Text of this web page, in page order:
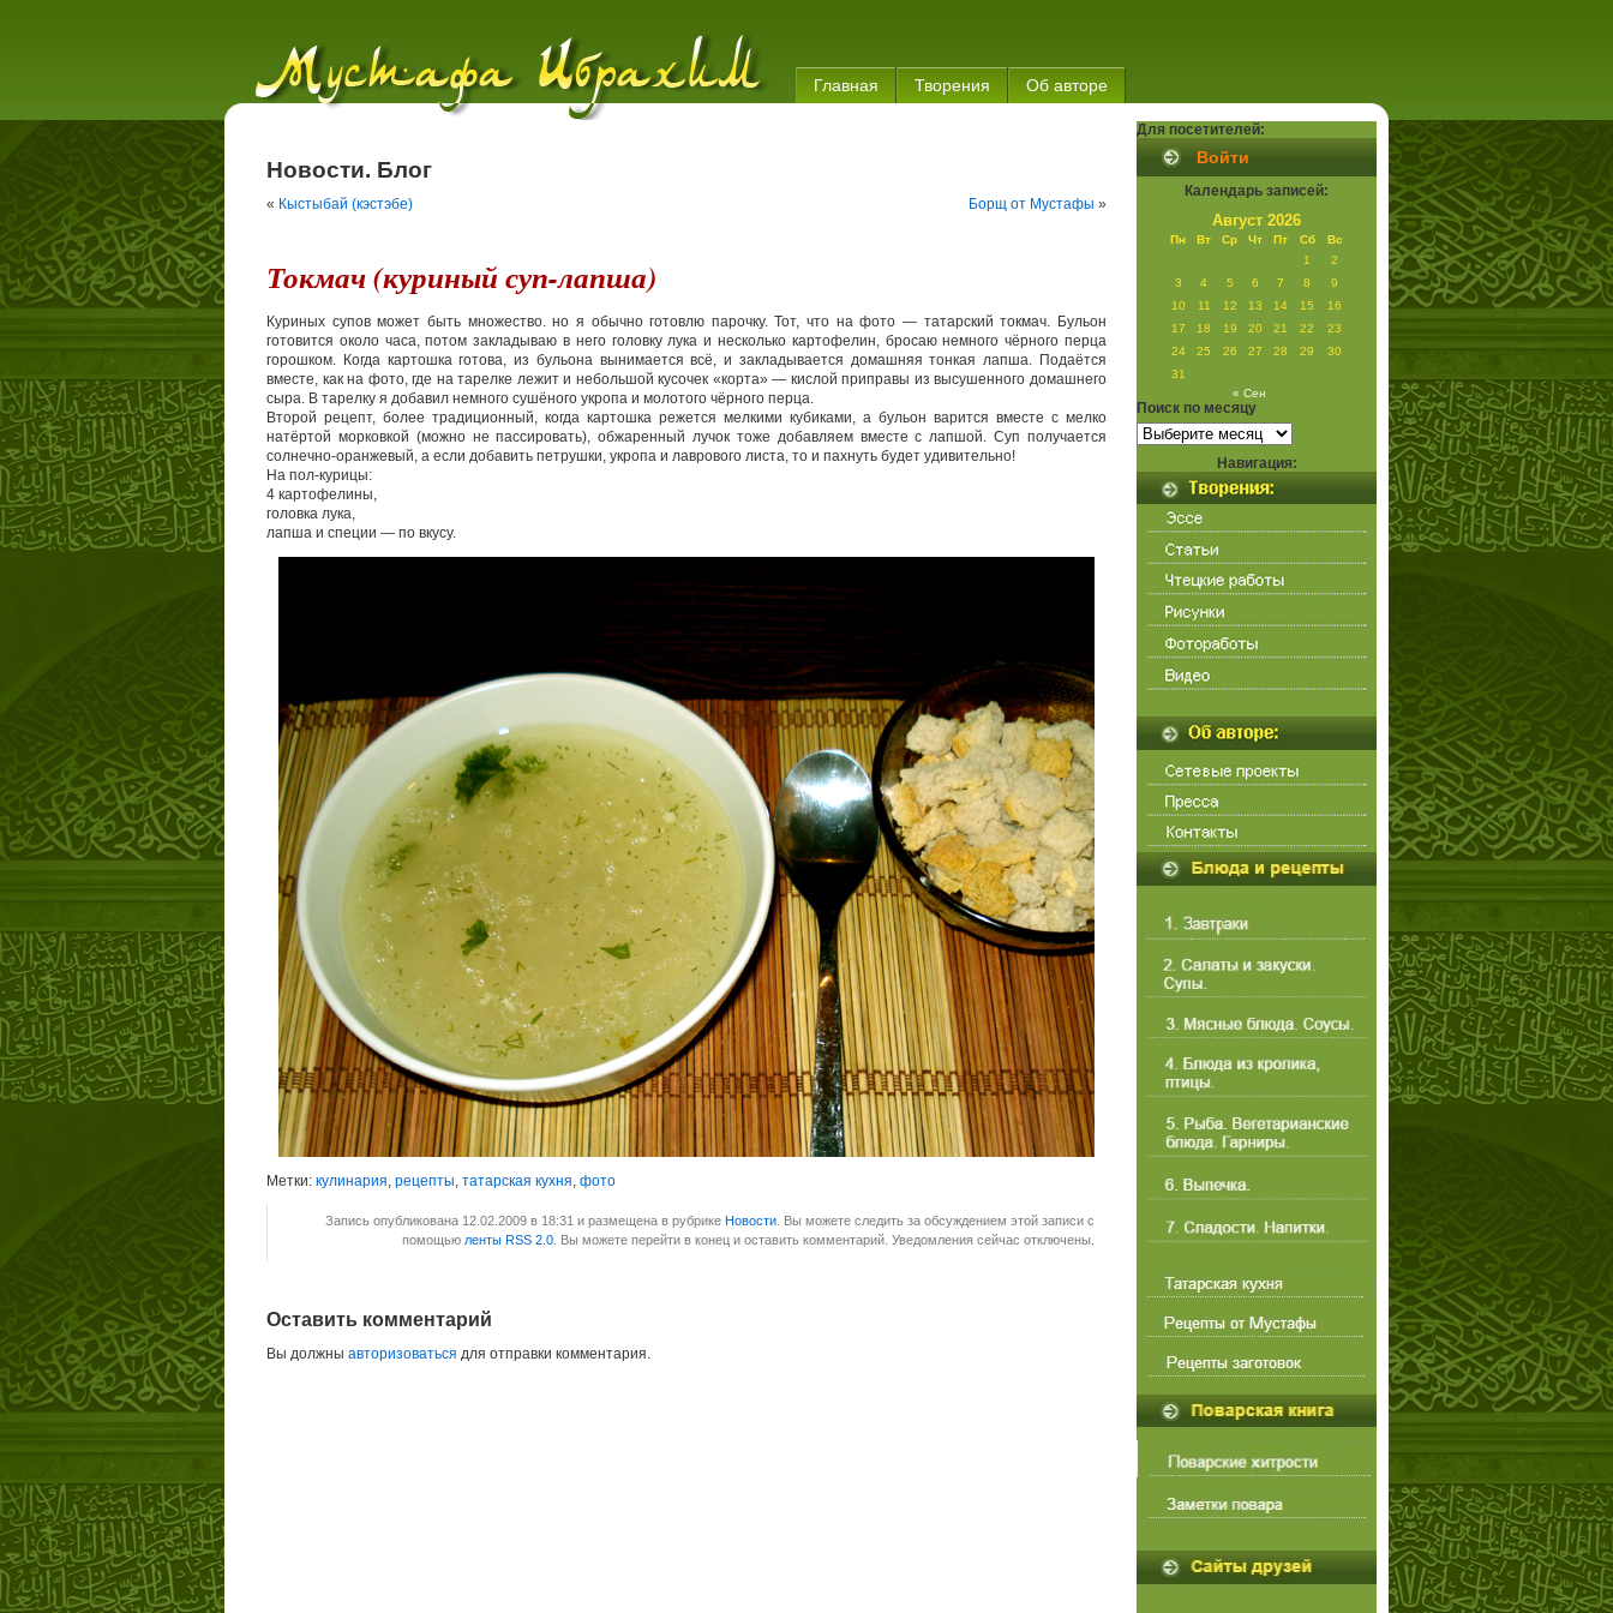
Главная Творения Об авторе
Новости. Блог
« Кыстыбай (кэстэбе) Борщ от Мустафы »
Токмач (куриный суп-лапша)
Куриных супов может быть множество. но я обычно готовлю парочку. Тот, что на фото — татарский токмач. Бульон
готовится около часа, потом закладываю в него головку лука и несколько картофелин, бросаю немного чёрного перца
горошком. Когда картошка готова, из бульона вынимается всё, и закладывается домашняя тонкая лапша. Подаётся
вместе, как на фото, где на тарелке лежит и небольшой кусочек «корта» — кислой приправы из высушенного домашнего
сыра. В тарелку я добавил немного сушёного укропа и молотого чёрного перца.
Второй рецепт, более традиционный, когда картошка режется мелкими кубиками, а бульон варится вместе с мелко
натёртой морковкой (можно не пассировать), обжаренный лучок тоже добавляем вместе с лапшой. Суп получается
солнечно-оранжевый, а если добавить петрушки, укропа и лаврового листа, то и пахнуть будет удивительно!
На пол-курицы:
4 картофелины,
головка лука,
лапша и специи — по вкусу.
Метки: кулинария, рецепты, татарская кухня, фото
Запись опубликована 12.02.2009 в 18:31 и размещена в рубрике Новости . Вы можете следить за обсуждением этой записи с
помощью ленты RSS 2.0 . Вы можете перейти в конец и оставить комментарий. Уведомления сейчас отключены.
Оставить комментарий
Вы должны авторизоваться для отправки комментария.
Для посетителей:
Войти
Календарь записей:
Август 2026
Пн Вт Ср Чт Пт Сб
Вс
1
2
3
4 5 6 7 8
9
10
11 12 13 14 15
16
17
18 19 20 21 22
23
24
25 26 27 28 29
30
31
« Сен
Поиск по месяцу
Поиск
по
месяцу
Навигация: